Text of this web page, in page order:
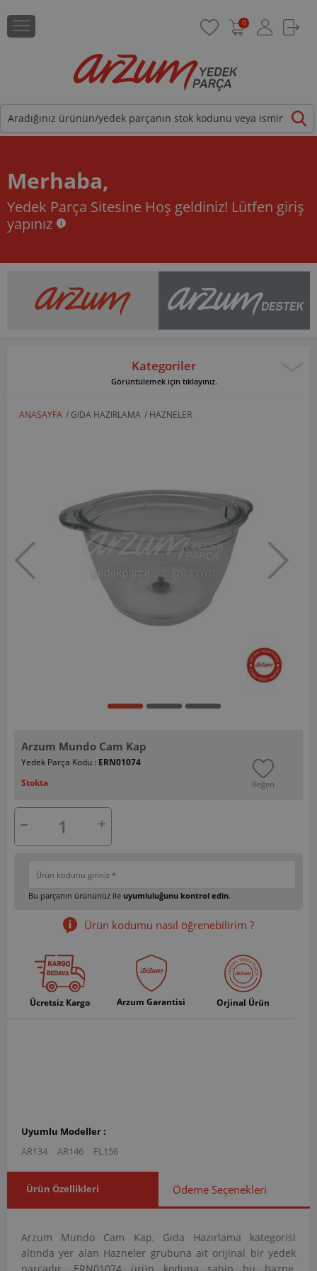
0
Merhaba,
Yedek Parça Sitesine Hoş geldiniz! Lütfen giriş
yapınız
Kategoriler
Görüntülemek için tıklayınız.
ANASAYFA / GIDA HAZIRLAMA / HAZNELER
Arzum Mundo Cam Kap
Yedek Parça Kodu : ERN01074
Stokta
Beğen
Bu parçanın ürününüz ile uyumluluğunu kontrol edin.
Ürün kodumu nasıl öğrenebilirim ?
Ücretsiz Kargo Arzum Garantisi Orjinal Ürün
Uyumlu Modeller :
AR134
AR146 FL156
Ürün Özellikleri Ödeme Seçenekleri
Arzum Mundo Cam Kap, Gıda Hazırlama kategorisi
altında yer alan Hazneler grubuna ait orijinal bir yedek